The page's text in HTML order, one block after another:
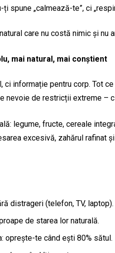
spune „calmează-te”, ci
care nu costă nimic și nu
mai natural, mai conștient
ci informație pentru corp. Tot
nevoie de restricții extreme –
legume, fructe, cereale
excesivă, zahărul rafinat
distrageri (telefon, TV, laptop).
de starea lor naturală.
oprește-te când ești 80% sătul.